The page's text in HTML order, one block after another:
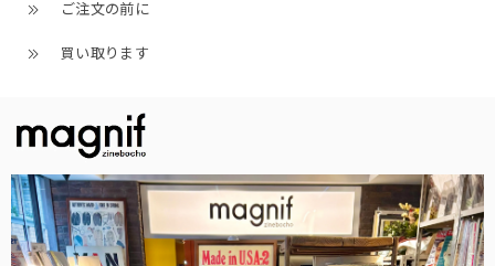
ご注文の前に
買い取ります